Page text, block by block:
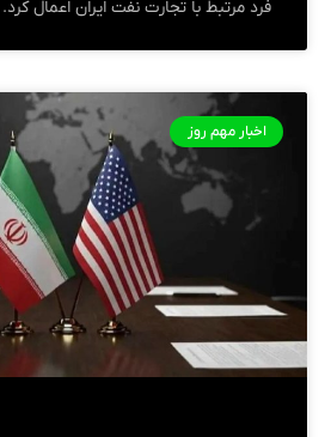
فرد مرتبط با تجارت نفت ایران اعمال کرد.
اخبار مهم روز